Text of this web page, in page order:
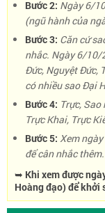
Bước 2: Ngày 6/
(ngũ hành của
Bước 3: Căn cứ
nhắc. Ngày 6/10/
Đức, Nguyệt Đức,
có nhiều sao Đại
Bước 4: Trực,
Trực Khai, Trực
Bước 5: Xem
để cân nhắc thêm.
➥ Khi xem được
Hoàng đạo) để khởi